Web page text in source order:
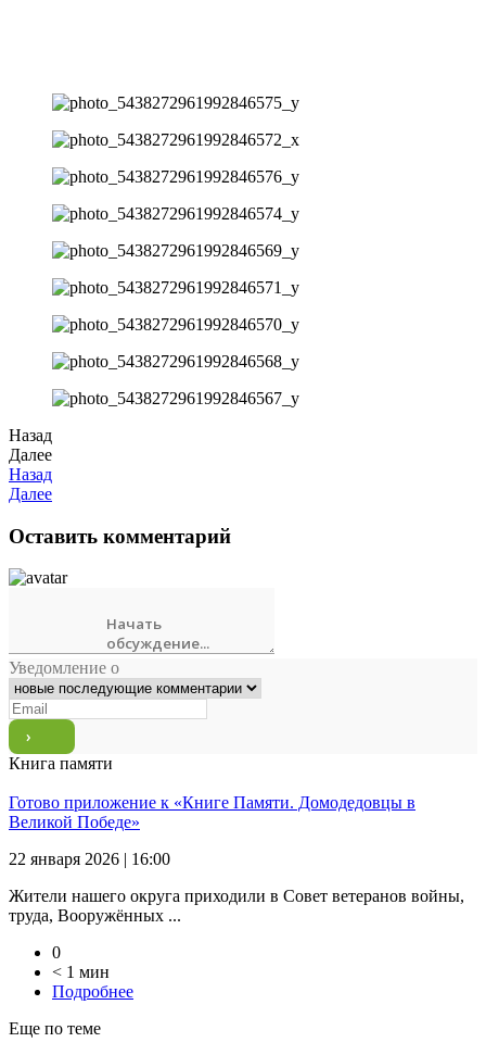
Назад
Далее
Назад
Далее
Оставить комментарий
Уведомление о
Книга памяти
Готово приложение к «Книге Памяти. Домодедовцы в
Великой Победе»
22 января 2026 | 16:00
Жители нашего округа приходили в Совет ветеранов войны,
труда, Вооружённых ...
0
< 1 мин
Подробнее
Еще по теме